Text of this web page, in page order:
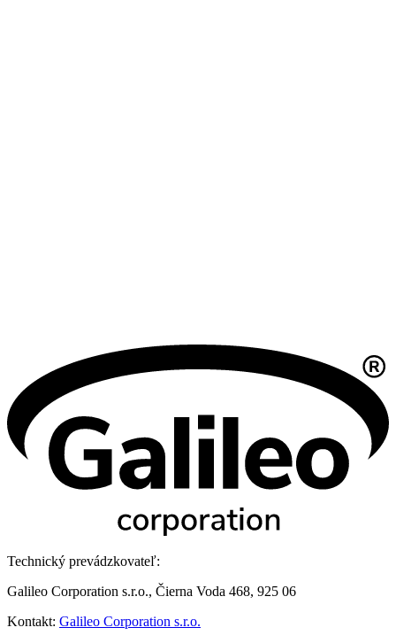
Technický prevádzkovateľ:
Galileo Corporation s.r.o., Čierna Voda 468, 925 06
Kontakt: Galileo Corporation s.r.o.